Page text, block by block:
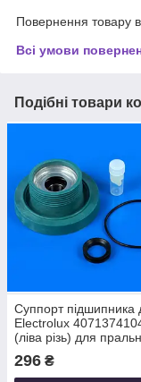
Повернення товару
Всі умови
Подібні товари
Суппорт підшипника
Electrolux
(ліва різь) для
машини
296 ₴